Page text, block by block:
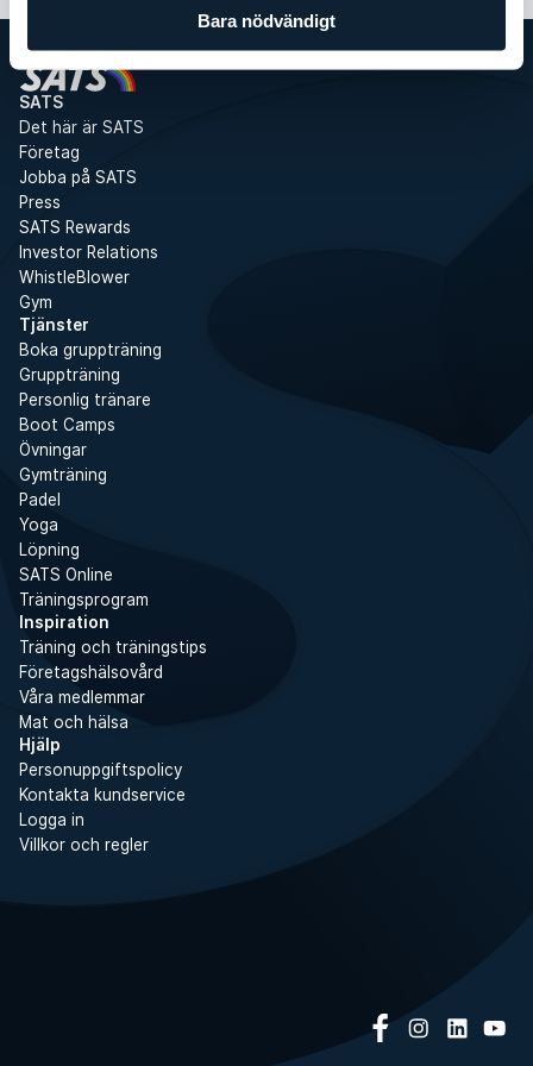
Bara nödvändigt
SATS
Det här är SATS
Företag
Jobba på SATS
Press
SATS Rewards
Investor Relations
WhistleBlower
Gym
Tjänster
Boka gruppträning
Gruppträning
Personlig tränare
Boot Camps
Övningar
Gymträning
Padel
Yoga
Löpning
SATS Online
Träningsprogram
Inspiration
Träning och träningstips
Företagshälsovård
Våra medlemmar
Mat och hälsa
Hjälp
Personuppgiftspolicy
Kontakta kundservice
Logga in
Villkor och regler